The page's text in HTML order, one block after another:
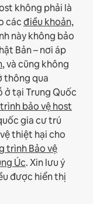
không phải là
cácđiều khoản,
này không bảo
Bản – nơi áp
, và cũng không
thông qua
ở tại Trung Quốc
bảo vệ host
gia cư trú
thiệt hại cho
trình Bảo vệ
Úc. Xin lưu ý
được hiển thị